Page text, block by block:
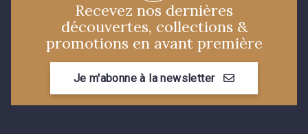
Recevez nos dernières
découvertes, collections &
promotions en avant première
Je m'abonne à la newsletter